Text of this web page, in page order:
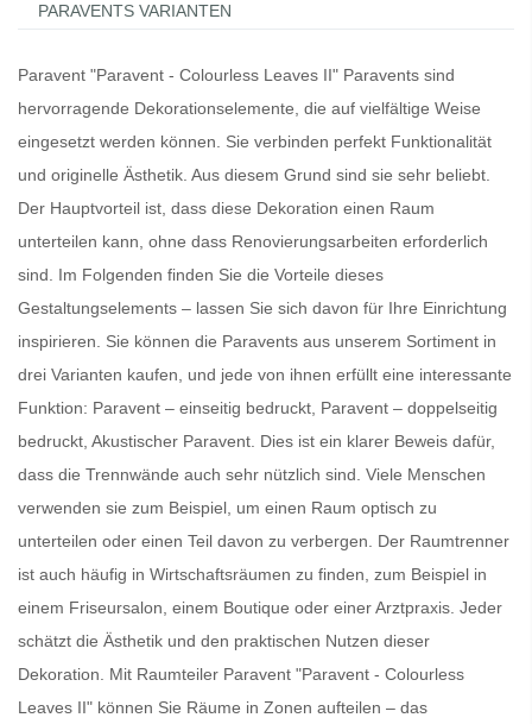
PARAVENTS VARIANTEN
Paravent "Paravent - Colourless Leaves II" Paravents sind
hervorragende Dekorationselemente, die auf vielfältige Weise
eingesetzt werden können. Sie verbinden perfekt Funktionalität
und originelle Ästhetik. Aus diesem Grund sind sie sehr beliebt.
Der Hauptvorteil ist, dass diese Dekoration einen Raum
unterteilen kann, ohne dass Renovierungsarbeiten erforderlich
sind. Im Folgenden finden Sie die Vorteile dieses
Gestaltungselements – lassen Sie sich davon für Ihre Einrichtung
inspirieren. Sie können die Paravents aus unserem Sortiment in
drei Varianten kaufen, und jede von ihnen erfüllt eine interessante
Funktion: Paravent – einseitig bedruckt, Paravent – doppelseitig
bedruckt, Akustischer Paravent. Dies ist ein klarer Beweis dafür,
dass die Trennwände auch sehr nützlich sind. Viele Menschen
verwenden sie zum Beispiel, um einen Raum optisch zu
unterteilen oder einen Teil davon zu verbergen. Der Raumtrenner
ist auch häufig in Wirtschaftsräumen zu finden, zum Beispiel in
einem Friseursalon, einem Boutique oder einer Arztpraxis. Jeder
schätzt die Ästhetik und den praktischen Nutzen dieser
Dekoration. Mit Raumteiler Paravent "Paravent - Colourless
Leaves II" können Sie Räume in Zonen aufteilen – das